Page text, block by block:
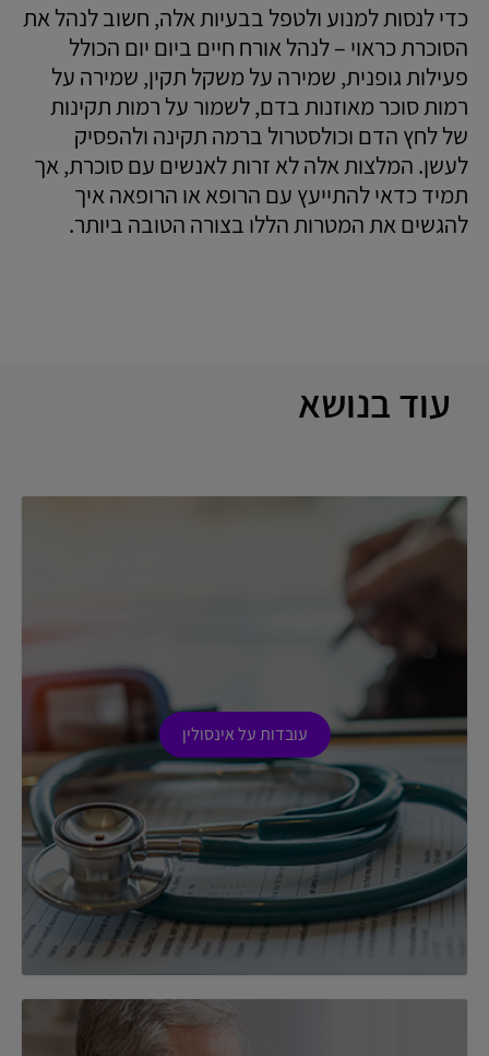
כדי לנסות למנוע ולטפל בבעיות אלה, חשוב לנהל את
הסוכרת כראוי – לנהל אורח חיים ביום יום הכולל
פעילות גופנית, שמירה על משקל תקין, שמירה על
רמות סוכר מאוזנות בדם, לשמור על רמות תקינות
של לחץ הדם וכולסטרול ברמה תקינה ולהפסיק
לעשן. המלצות אלה לא זרות לאנשים עם סוכרת, אך
תמיד כדאי להתייעץ עם הרופא או הרופאה איך
להגשים את המטרות הללו בצורה הטובה ביותר.
עוד בנושא
עובדות על אינסולין